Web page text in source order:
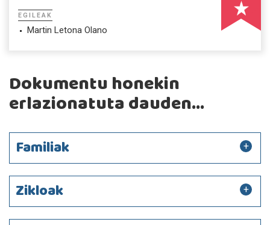
EGILEAK
Martin Letona Olano
Dokumentu honekin
erlazionatuta dauden...
Familiak
Zikloak